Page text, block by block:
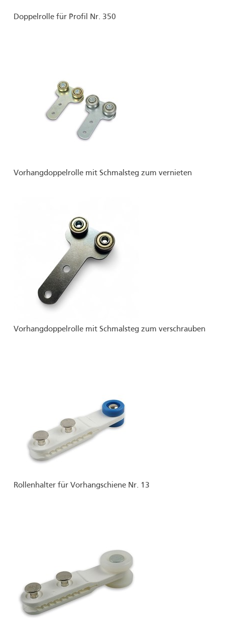
Doppelrolle für Profil Nr. 350
Vorhangdoppelrolle mit Schmalsteg zum vernieten
Vorhangdoppelrolle mit Schmalsteg zum verschrauben
Rollenhalter für Vorhangschiene Nr. 13